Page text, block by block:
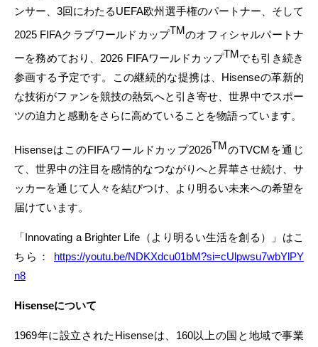
ンサー、3回にわたるUEFA欧州選手権のパートナー、そして
2025 FIFAクラブワールドカップTMのオフィシャルパートナ
ーを務めており、2026 FIFAワールドカップTMでも引き続き
参画する予定です。この継続的な提携は、Hisenseの革新的
な技術がファンを競技の熱気へと引き寄せ、世界中でスポー
ツの迫力と感動をさらに高めていることを物語っています。
HisenseはこのFIFAワールドカップ2026TMのTVCMを通じ
て、世界中の注目を感情的なつながりへと昇華させ続け、サ
ッカーを通じて人々を結びつけ、より明るい未来への希望を
届けています。
「Innovating a Brighter Life（より明るい生活を創る）」はこ
ちら： https://youtu.be/NDKXdcu01bM?si=cUlpwsu7wbYlPY
n8
Hisenseについて
1969年に設立されたHisenseは、160以上の国と地域で事業